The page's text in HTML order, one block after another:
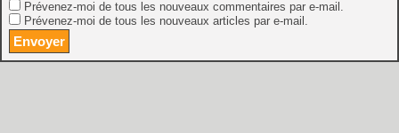
Prévenez-moi de tous les nouveaux commentaires par e-mail.
Prévenez-moi de tous les nouveaux articles par e-mail.